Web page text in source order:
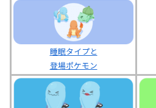
睡眠タイプと
登場ポケモン